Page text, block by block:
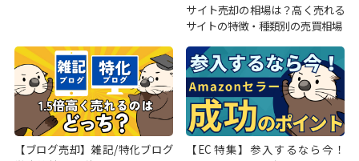
サイト売却の相場は？高く売れる
サイトの特徴・種類別の売買相場
【ブログ売却】雑記/特化ブログ
【EC特集】参入するなら今！